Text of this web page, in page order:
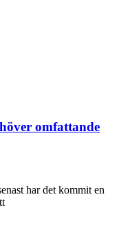
omfattande
har det kommit en